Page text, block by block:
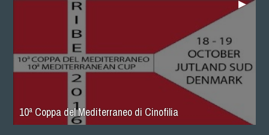
10ª Coppa del Mediterraneo di Cinofilia